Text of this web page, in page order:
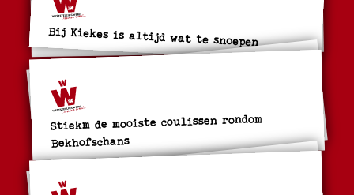
Bij Kiekes is altijd wat te snoepen
Stiekm de mooiste coulissen rondom
Bekhofschans